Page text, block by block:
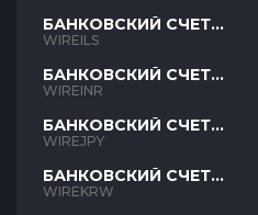
БАНКОВСКИЙ СЧЕТ
ILS
WIREILS
БАНКОВСКИЙ СЧЕТ
INR
WIREINR
БАНКОВСКИЙ СЧЕТ
JPY
WIREJPY
БАНКОВСКИЙ СЧЕТ
KRW
WIREKRW